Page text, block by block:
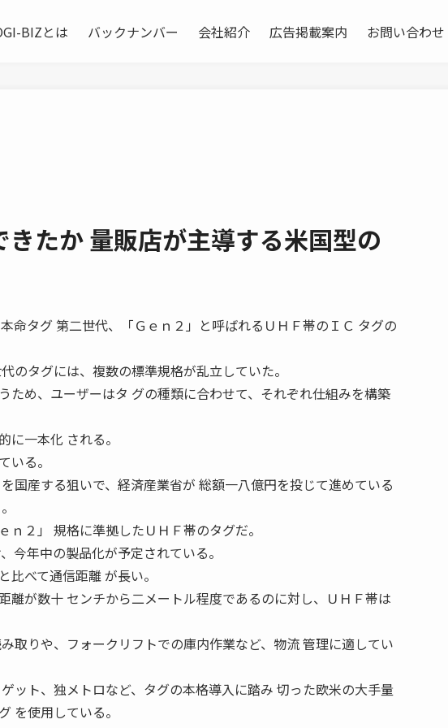
BIZとは バックナンバー 会社紹介 広告掲載案内 お問い合わせ
たか 量販店が主導する米国型の
命タグ 第二世代、「Ｇｅｎ２」と呼ばれるＵＨＦ帯のＩＣ タグの
のタグには、複数の標準規格が乱立していた。
ため、ユーザーはタ グの種類に合わせて、それぞれ仕組みを構築
に一本化 される。
いる。
国産する狙いで、経済産業省が 総額一八億円を投じて進めている
２」 規格に準拠したＵＨＦ帯のタグだ。
今年中の製品化が予定されている。
べて通信距離 が長い。
離が数十 センチから二メートル程度であるのに対し、ＵＨＦ帯は
取りや、フォークリフトでの庫内作業など、物流 管理に適してい
ット、独メトロなど、タグの本格導入に踏み 切った欧米の大手量
を使用している。